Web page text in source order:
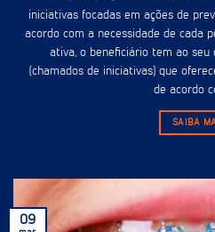
iniciativas focadas em ações de
acordo com a necessidade de cada
ativa, o beneficiário tem ao seu
(chamados de iniciativas) que
de acordo
SAIBA
09